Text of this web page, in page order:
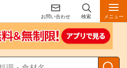
お問い合わせ 検索 メニュー